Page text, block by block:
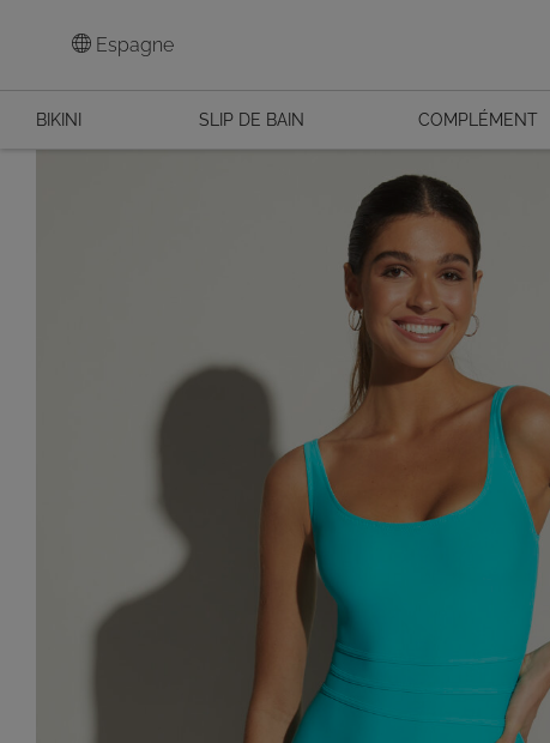
Espagne
BIKINI SLIP DE BAIN COMPLÉMENT